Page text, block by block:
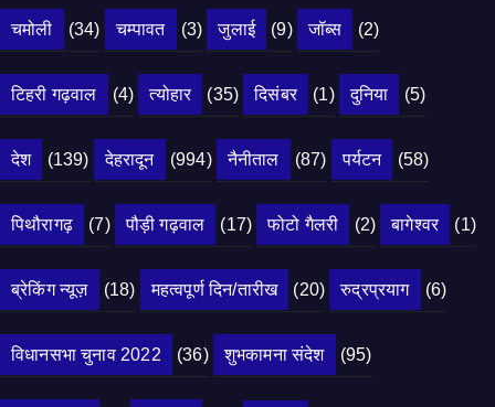
चमोली (34) चम्पावत (3) जुलाई (9) जॉब्स (2)
टिहरी गढ़वाल (4) त्योहार (35) दिसंबर (1) दुनिया (5)
देश (139) देहरादून (994) नैनीताल (87) पर्यटन (58)
पिथौरागढ़ (7) पौड़ी गढ़वाल (17) फोटो गैलरी (2) बागेश्वर (1)
ब्रेकिंग न्यूज़ (18) महत्वपूर्ण दिन/तारीख (20) रुद्रप्रयाग (6)
विधानसभा चुनाव 2022 (36) शुभकामना संदेश (95)